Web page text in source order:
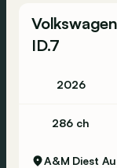
Volkswagen
ID.7
2026
286 ch
A&M Diest